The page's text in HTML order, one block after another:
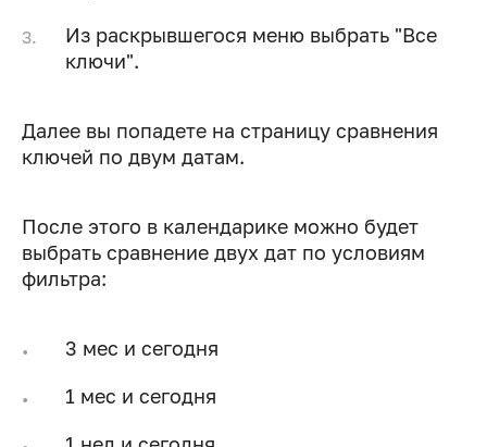
Из раскрывшегося меню выбрать "Все
ключи".
Далее вы попадете на страницу сравнения
ключей по двум датам.
После этого в календарике можно будет
выбрать сравнение двух дат по условиям
фильтра:
3 мес и сегодня
1 мес и сегодня